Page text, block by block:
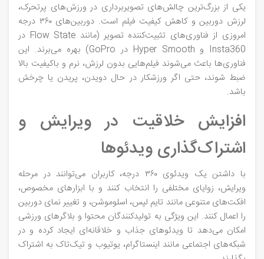
یکی از بزرگ‌ترین چالش‌های تصویربرداری در ورزش‌های پرتحرک،
لرزش دوربین و کاهش کیفیت فیلم است. دوربین‌های ۳۶۰ درجه
امروزی از فناوری‌های تثبیت‌کننده تصویر (مانند Flow State در
Insta360 و Hyper Smooth در GoPro) بهره می‌برند. این
فناوری‌ها باعث می‌شوند فیلم‌هایی بدون لرزش، نرم و باکیفیت بالا
ضبط شوند، حتی اگر ورزشکار در حال دویدن، پریدن یا چرخش
باشد.
افزایش خلاقیت در ویرایش و
اشتراک‌گذاری ویدئوها
با داشتن یک ویدئوی ۳۶۰ درجه، کاربران می‌توانند در مرحله
ویرایش، زوایای مختلفی را انتخاب کنند و با ابزارهای مخصوص،
افکت‌های متنوعی مانند تایم‌ لپس، اسلوموشن، و تغییر نمای دوربین
را اعمال کنند. این ویژگی به تولیدکنندگان محتوا و بلاگرهای ورزشی
امکان می‌دهد تا ویدئوهای جذاب و خلاقانه‌ای ایجاد کرده و در
شبکه‌های اجتماعی مانند اینستاگرام، یوتیوب و تیک‌تاک به اشتراک